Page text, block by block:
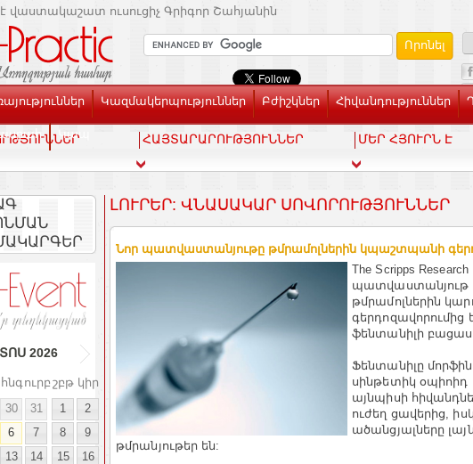
է վաստակաշատ ուսուցիչ Գրիգոր Շահյանին
Կազմակերպություններ Բժիշկներ Հիվանդություններ
Կապ ՀԱՅՏԱՐԱՐՈՒԹՅՈՒՆՆԵՐ ՄԵՐ ՀՅՈՒՐՆ Է
2026
հնգուրբ շբթ կիր
30 31 1
2
6 7 8
9
13 14 15
16
ԼՈՒՐԵՐ: ՎՆԱՍԱԿԱՐ ՍՈՎՈՐՈՒԹՅՈՒՆՆԵՐ
Նոր պատվաստանյութը թմրամոլներին կպաշտպանի
The Scripps
պատվաստանյութ
թմրամոլներին
գերդոզավորումից
ֆենտանիլի
Ֆենտանիլը
սինթետիկ օպիոիդ
այնպիսի
ուժեղ ցավերից,
ածանցյալները
թմրանյութեր են: